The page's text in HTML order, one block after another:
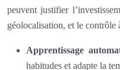
peuvent justifier
géolocalisation, et le contrôle
Apprentissage
habitudes et adapte la